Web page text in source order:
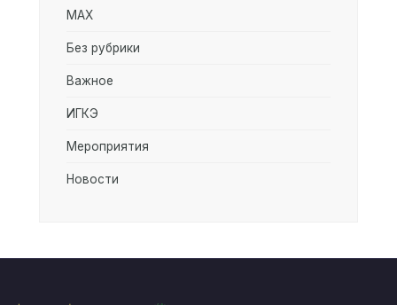
MAX
Без рубрики
Важное
ИГКЭ
Мероприятия
Новости